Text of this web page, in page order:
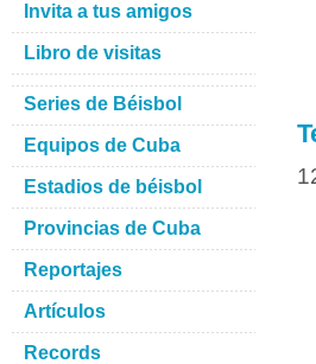
Invita a tus amigos
Libro de visitas
Series de Béisbol
Equipos de Cuba
Estadios de béisbol
Provincias de Cuba
Reportajes
Artículos
Records